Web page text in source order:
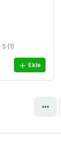
5 (1)
Ekle